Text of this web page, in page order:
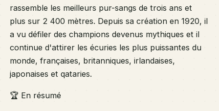
rassemble les meilleurs pur-sangs de trois ans et
plus sur 2 400 mètres. Depuis sa création en 1920, il
a vu défiler des champions devenus mythiques et il
continue d'attirer les écuries les plus puissantes du
monde, françaises, britanniques, irlandaises,
japonaises et qataries.
🏆 En résumé